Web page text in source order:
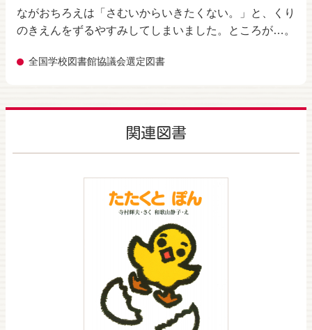
ながおちろえは「さむいからいきたくない。」と、くり
のきえんをずるやすみしてしまいました。ところが…。
全国学校図書館協議会選定図書
関連図書